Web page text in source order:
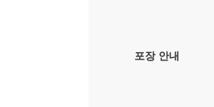
포장 안내